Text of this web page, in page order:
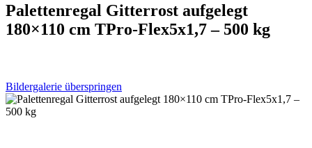
Palettenregal Gitterrost aufgelegt
180×110 cm TPro-Flex5x1,7 – 500 kg
Bildergalerie überspringen